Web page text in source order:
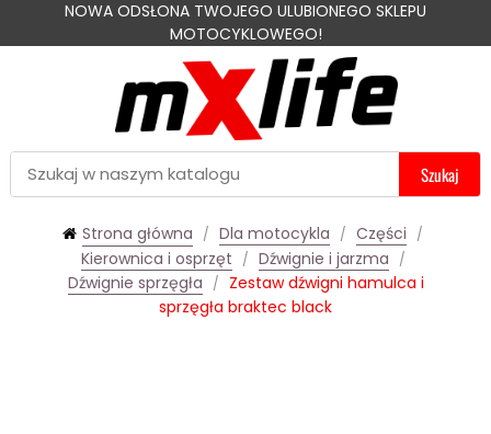
NOWA ODSŁONA TWOJEGO ULUBIONEGO SKLEPU
MOTOCYKLOWEGO!
Szukaj
Strona główna Dla motocykla
Części
Kierownica i osprzęt
Dźwignie i jarzma
Dźwignie sprzęgła
Zestaw dźwigni hamulca i
sprzęgła braktec black